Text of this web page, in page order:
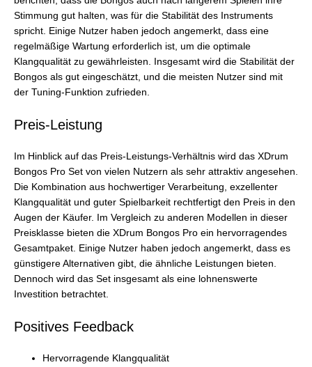
Stimmung gut halten, was für die Stabilität des Instruments
spricht. Einige Nutzer haben jedoch angemerkt, dass eine
regelmäßige Wartung erforderlich ist, um die optimale
Klangqualität zu gewährleisten. Insgesamt wird die Stabilität der
Bongos als gut eingeschätzt, und die meisten Nutzer sind mit
der Tuning-Funktion zufrieden.
Preis-Leistung
Im Hinblick auf das Preis-Leistungs-Verhältnis wird das XDrum
Bongos Pro Set von vielen Nutzern als sehr attraktiv angesehen.
Die Kombination aus hochwertiger Verarbeitung, exzellenter
Klangqualität und guter Spielbarkeit rechtfertigt den Preis in den
Augen der Käufer. Im Vergleich zu anderen Modellen in dieser
Preisklasse bieten die XDrum Bongos Pro ein hervorragendes
Gesamtpaket. Einige Nutzer haben jedoch angemerkt, dass es
günstigere Alternativen gibt, die ähnliche Leistungen bieten.
Dennoch wird das Set insgesamt als eine lohnenswerte
Investition betrachtet.
Positives Feedback
Hervorragende Klangqualität